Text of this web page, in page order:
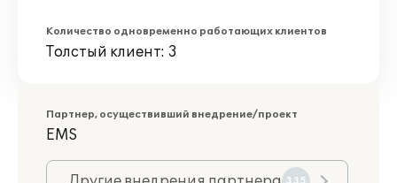
Количество одновременно работающих клиентов
Толстый клиент: 3
Партнер, осуществивший внедрение/проект
EMS